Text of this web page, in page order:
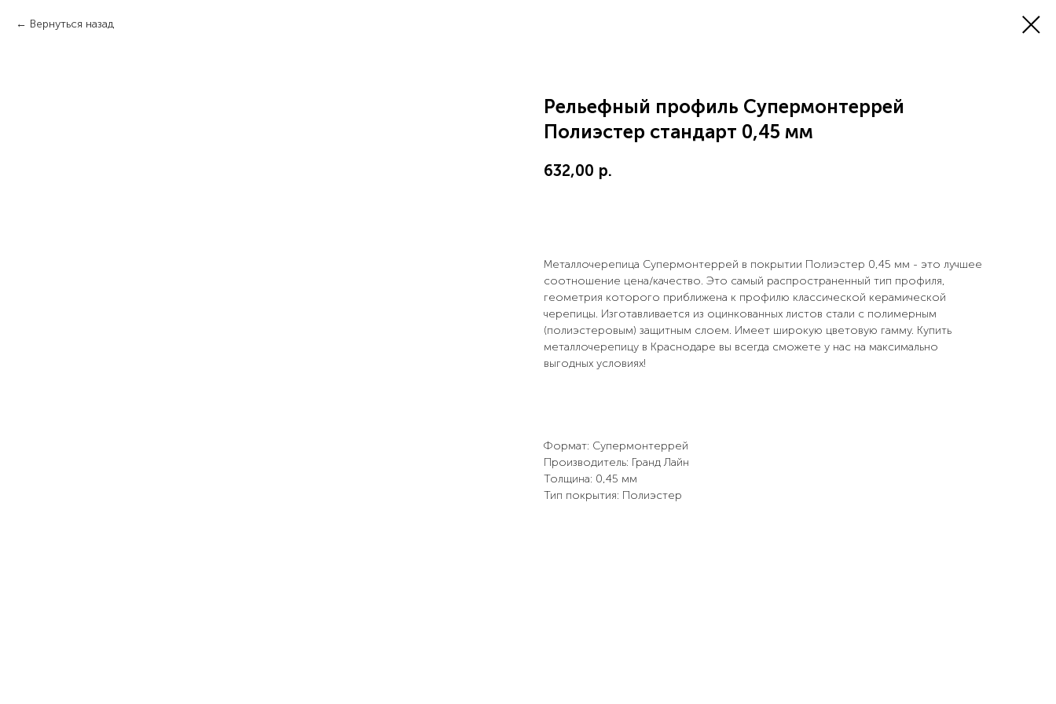
Вернуться назад
Рельефный профиль Супермонтеррей
Полиэстер стандарт 0,45 мм
632,00 р.
Металлочерепица Супермонтеррей в покрытии Полиэстер 0,45 мм - это лучшее
соотношение цена/качество. Это самый распространенный тип профиля,
геометрия которого приближена к профилю классической керамической
черепицы. Изготавливается из оцинкованных листов стали с полимерным
(полиэстеровым) защитным слоем. Имеет широкую цветовую гамму. Купить
металлочерепицу в Краснодаре вы всегда сможете у нас на максимально
выгодных условиях!
Формат: Супермонтеррей
Производитель: Гранд Лайн
Толщина: 0,45 мм
Тип покрытия: Полиэстер